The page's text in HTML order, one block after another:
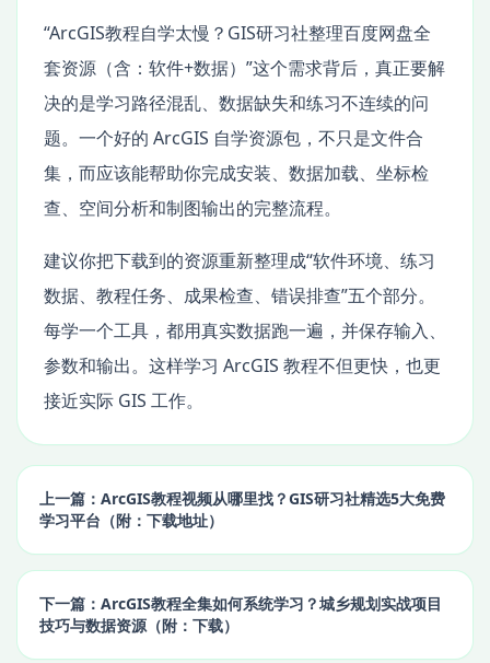
“ArcGIS教程自学太慢？GIS研习社整理百度网盘全
套资源（含：软件+数据）”这个需求背后，真正要解
决的是学习路径混乱、数据缺失和练习不连续的问
题。一个好的 ArcGIS 自学资源包，不只是文件合
集，而应该能帮助你完成安装、数据加载、坐标检
查、空间分析和制图输出的完整流程。
建议你把下载到的资源重新整理成“软件环境、练习
数据、教程任务、成果检查、错误排查”五个部分。
每学一个工具，都用真实数据跑一遍，并保存输入、
参数和输出。这样学习 ArcGIS 教程不但更快，也更
接近实际 GIS 工作。
上一篇：ArcGIS教程视频从哪里找？GIS研习社精选5大免费
学习平台（附：下载地址）
下一篇：ArcGIS教程全集如何系统学习？城乡规划实战项目
技巧与数据资源（附：下载）